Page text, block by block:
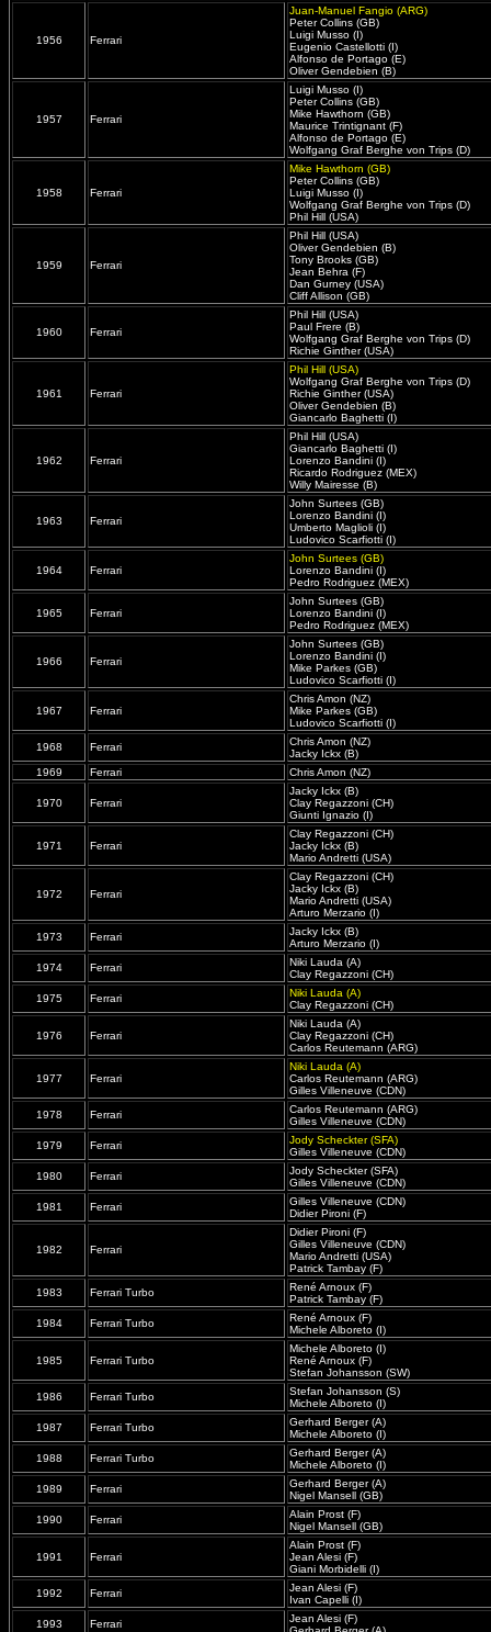
1956 Ferrari
Juan-Manuel Fangio (ARG)
Peter Collins (GB)
Luigi Musso (I)
Eugenio Castellotti (I)
Alfonso de Portago (E)
Oliver Gendebien (B)
1957 Ferrari
Luigi Musso (I)
Peter Collins (GB)
Mike Hawthorn (GB)
Maurice Trintignant (F)
Alfonso de Portago (E)
Wolfgang Graf Berghe von Trips (D)
1958 Ferrari
Mike Hawthorn (GB)
Peter Collins (GB)
Luigi Musso (I)
Wolfgang Graf Berghe von Trips (D)
Phil Hill (USA)
1959 Ferrari
Phil Hill (USA)
Oliver Gendebien (B)
Tony Brooks (GB)
Jean Behra (F)
Dan Gurney (USA)
Cliff Allison (GB)
1960 Ferrari
Phil Hill (USA)
Paul Frere (B)
Wolfgang Graf Berghe von Trips (D)
Richie Ginther (USA)
1961 Ferrari
Phil Hill (USA)
Wolfgang Graf Berghe von Trips (D)
Richie Ginther (USA)
Oliver Gendebien (B)
Giancarlo Baghetti (I)
1962 Ferrari
Phil Hill (USA)
Giancarlo Baghetti (I)
Lorenzo Bandini (I)
Ricardo Rodriguez (MEX)
Willy Mairesse (B)
1963 Ferrari
John Surtees (GB)
Lorenzo Bandini (I)
Umberto Maglioli (I)
Ludovico Scarfiotti (I)
1964 Ferrari
John Surtees (GB)
Lorenzo Bandini (I)
Pedro Rodriguez (MEX)
1965 Ferrari
John Surtees (GB)
Lorenzo Bandini (I)
Pedro Rodriguez (MEX)
1966 Ferrari
John Surtees (GB)
Lorenzo Bandini (I)
Mike Parkes (GB)
Ludovico Scarfiotti (I)
1967 Ferrari
Chris Amon (NZ)
Mike Parkes (GB)
Ludovico Scarfiotti (I)
1968
Ferrari
Chris Amon (NZ)
Jacky Ickx (B)
1969
Ferrari Chris Amon (NZ)
1970 Ferrari
Jacky Ickx (B)
Clay Regazzoni (CH)
Giunti Ignazio (I)
1971 Ferrari
Clay Regazzoni (CH)
Jacky Ickx (B)
Mario Andretti (USA)
1972 Ferrari
Clay Regazzoni (CH)
Jacky Ickx (B)
Mario Andretti (USA)
Arturo Merzario (I)
1973
Ferrari
Jacky Ickx (B)
Arturo Merzario (I)
1974
Ferrari
Niki Lauda (A)
Clay Regazzoni (CH)
1975
Ferrari
Niki Lauda (A)
Clay Regazzoni (CH)
1976 Ferrari
Niki Lauda (A)
Clay Regazzoni (CH)
Carlos Reutemann (ARG)
1977 Ferrari
Niki Lauda (A)
Carlos Reutemann (ARG)
Gilles Villeneuve (CDN)
1978
Ferrari
Carlos Reutemann (ARG)
Gilles Villeneuve (CDN)
1979
Ferrari
Jody Scheckter (SFA)
Gilles Villeneuve (CDN)
1980
Ferrari
Jody Scheckter (SFA)
Gilles Villeneuve (CDN)
1981
Ferrari
Gilles Villeneuve (CDN)
Didier Pironi (F)
1982 Ferrari
Didier Pironi (F)
Gilles Villeneuve (CDN)
Mario Andretti (USA)
Patrick Tambay (F)
1983
Ferrari Turbo
René Arnoux (F)
Patrick Tambay (F)
1984
Ferrari Turbo
René Arnoux (F)
Michele Alboreto (I)
1985 Ferrari Turbo
Michele Alboreto (I)
René Arnoux (F)
Stefan Johansson (SW)
1986
Ferrari Turbo
Stefan Johansson (S)
Michele Alboreto (I)
1987
Ferrari Turbo
Gerhard Berger (A)
Michele Alboreto (I)
1988
Ferrari Turbo
Gerhard Berger (A)
Michele Alboreto (I)
1989
Ferrari
Gerhard Berger (A)
Nigel Mansell (GB)
1990
Ferrari
Alain Prost (F)
Nigel Mansell (GB)
1991 Ferrari
Alain Prost (F)
Jean Alesi (F)
Giani Morbidelli (I)
1992
Ferrari
Jean Alesi (F)
Ivan Capelli (I)
1993
Ferrari
Jean Alesi (F)